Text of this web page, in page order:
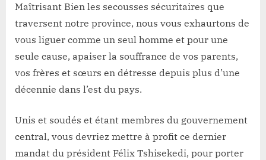
Maîtrisant Bien les secousses sécuritaires que
traversent notre province, nous vous exhaurtons de
vous liguer comme un seul homme et pour une
seule cause, apaiser la souffrance de vos parents,
vos frères et sœurs en détresse depuis plus d’une
décennie dans l’est du pays.
Unis et soudés et étant membres du gouvernement
central, vous devriez mettre à profit ce dernier
mandat du président Félix Tshisekedi, pour porter